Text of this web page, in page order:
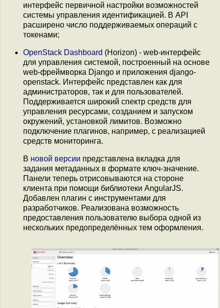
интерфейс первичной настройки возможностей
системы управления идентификацией. В API
расширено число поддерживаемых операций с
токенами;
OpenStack Dashboard (Horizon) - web-интерфейс
для управления системой, построенный на основе
web-фреймворка Django и приложения django-
openstack. Интерфейс представлен как для
администраторов, так и для пользователей.
Поддерживается широкий спектр средств для
управления ресурсами, созданием и запуском
окружений, установкой лимитов. Возможно
подключение плагинов, например, с реализацией
средств мониторинга.
В новой версии представлена вкладка для
задания метаданных в формате ключ-значение.
Панели теперь отрисовываются на стороне
клиента при помощи библиотеки AngularJS.
Добавлен плагин с инструментами для
разработчиков. Реализована возможность
предоставления пользователю выбора одной из
нескольких предопределённых тем оформления.